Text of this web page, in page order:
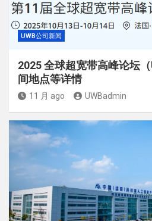
UWB公司新闻
2025 全球超宽带高峰论坛
间地点等详情
11 月 ago UWBadmin